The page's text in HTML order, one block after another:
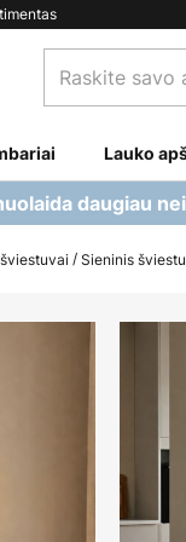
savo
Lauko
daugiau
Sieninis